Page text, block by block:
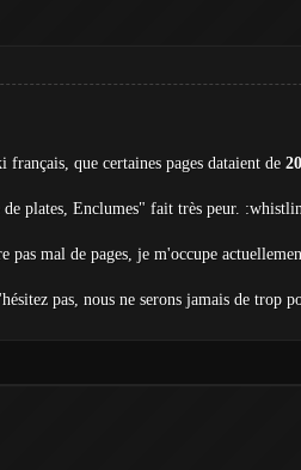
que certaines pages dataient de
plates, Enclumes" fait très peur.
pas mal de pages, je m'occupe
pas, nous ne serons jamais de trop